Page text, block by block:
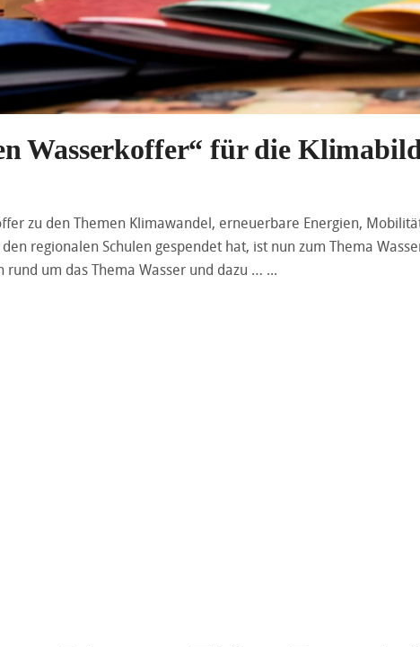
Wasserkoffer“ für die
zu den Themen Klimawandel, erneuerbare Energien,
regionalen Schulen gespendet hat, ist nun zum Thema
um das Thema Wasser und dazu …